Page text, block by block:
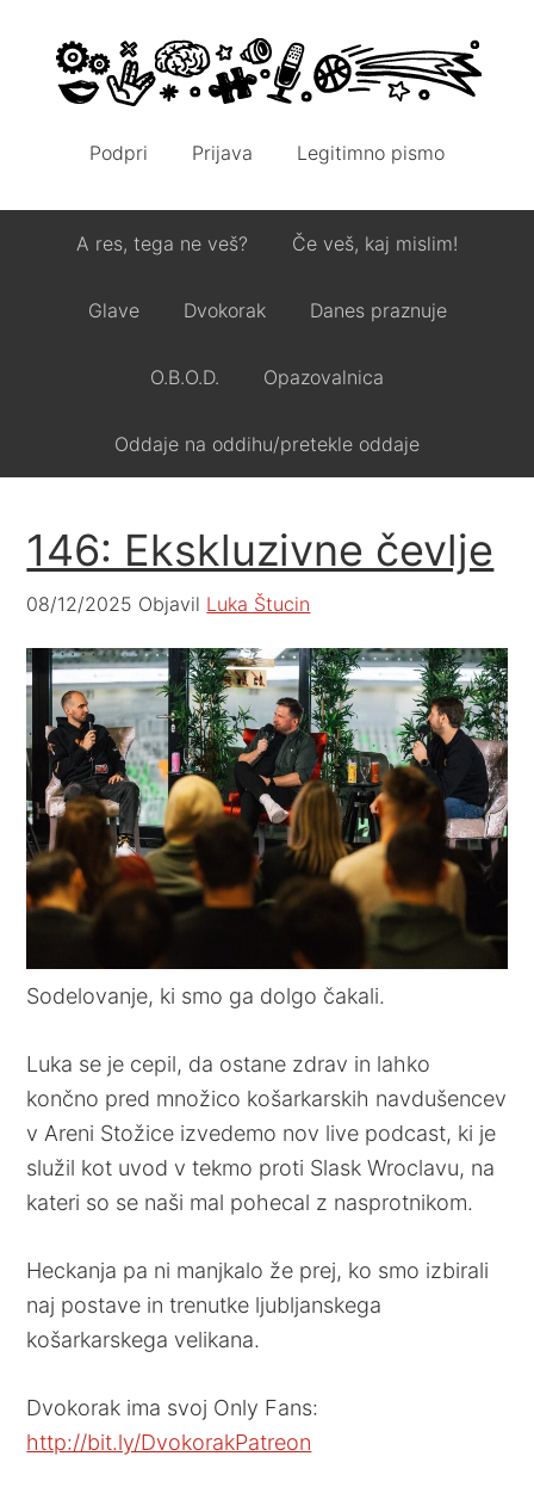
Podpri Prijava Legitimno pismo
A res, tega ne veš? Če veš, kaj mislim!
Glave Dvokorak Danes praznuje
O.B.O.D. Opazovalnica
Oddaje na oddihu/pretekle oddaje
146: Ekskluzivne čevlje
08/12/2025 Objavil Luka Štucin
Sodelovanje, ki smo ga dolgo čakali.
Luka se je cepil, da ostane zdrav in lahko
končno pred množico košarkarskih navdušencev
v Areni Stožice izvedemo nov live podcast, ki je
služil kot uvod v tekmo proti Slask Wroclavu, na
kateri so se naši mal pohecal z nasprotnikom.
Heckanja pa ni manjkalo že prej, ko smo izbirali
naj postave in trenutke ljubljanskega
košarkarskega velikana.
Dvokorak ima svoj Only Fans:
http://bit.ly/DvokorakPatreon